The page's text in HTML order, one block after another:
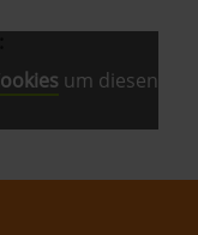
um diesen